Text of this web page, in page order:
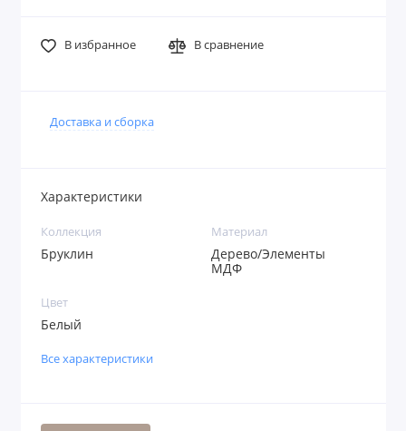
В избранное В сравнение
Доставка и сборка
Характеристики
Коллекция
Бруклин
Материал
Дерево/Элементы
МДФ
Цвет
Белый
Все характеристики